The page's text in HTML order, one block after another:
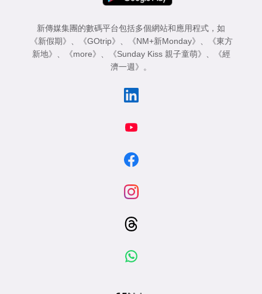
新傳媒集團的數碼平台包括多個網站和應用程式，如
《新假期》 、 《GOtrip》 、 《NM+新Monday》 、
《東方
新地》 、 《more》 、 《Sunday Kiss 親子童萌》 、
《經
濟一週》 。